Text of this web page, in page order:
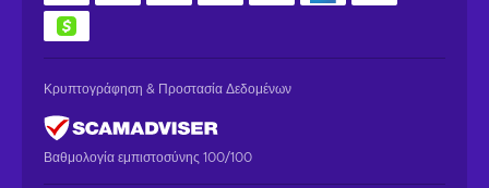
Κρυπτογράφηση & Προστασία Δεδομένων
Βαθμολογία εμπιστοσύνης 100/100